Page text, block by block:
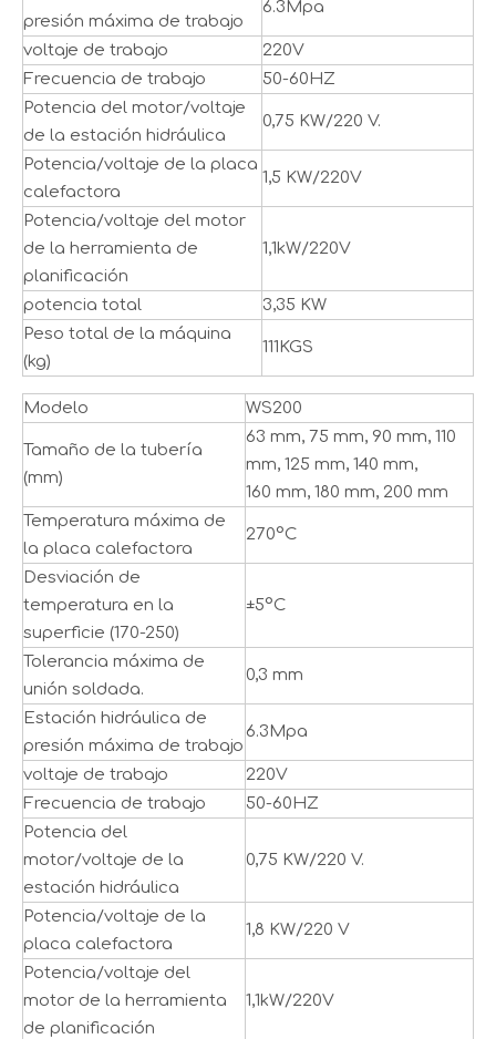
presión máxima de trabajo
6.3Mpa
voltaje de trabajo
220V
Frecuencia de trabajo
50-60HZ
Potencia del motor/voltaje
de la estación hidráulica
0,75 KW/220 V.
Potencia/voltaje de la placa
calefactora
1,5 KW/220V
Potencia/voltaje del motor
de la herramienta de
planificación
1,1kW/220V
potencia total
3,35 KW
Peso total de la máquina
(kg)
111KGS
Modelo WS200
Tamaño de la tubería
(mm)
63 mm, 75 mm, 90 mm, 110
mm, 125 mm, 140 mm,
160 mm, 180 mm, 200 mm
Temperatura máxima de
la placa calefactora
270°C
Desviación de
temperatura en la
superficie (170-250)
±5°C
Tolerancia máxima de
unión soldada.
0,3 mm
Estación hidráulica de
presión máxima de trabajo
6.3Mpa
voltaje de trabajo
220V
Frecuencia de trabajo
50-60HZ
Potencia del
motor/voltaje de la
estación hidráulica
0,75 KW/220 V.
Potencia/voltaje de la
placa calefactora
1,8 KW/220 V
Potencia/voltaje del
motor de la herramienta
de planificación
1,1kW/220V